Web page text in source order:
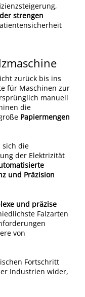
strengen
zurück bis ins
für Maschinen zur
manuell
die
Papiermengen
sich die
der Elektrizität
und Präzision
und präzise
Falzarten
von
Fortschritt
Industrien wider,